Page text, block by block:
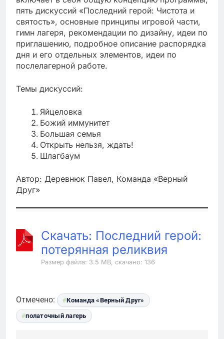
пять дискуссий «Последний герой: Чистота и
святость», основные принципы игровой части,
гимн лагеря, рекомендации по дизайну, идеи по
приглашению, подробное описание распорядка
дня и его отдельных элементов, идеи по
послелагерной работе.
Темы дискуссий:
Яйцеловка
Божий иммунитет
Большая семья
Открыть нельзя, ждать!
Шлагбаум
Автор: Деревнюк Павел, Команда «Верный
Друг»
Скачать: Последний герой:
потерянная реликвия
Размер файла: 3.5 MB, скачано: 136
Отмечено: Команда «Верный Друг»
полаточный лагерь